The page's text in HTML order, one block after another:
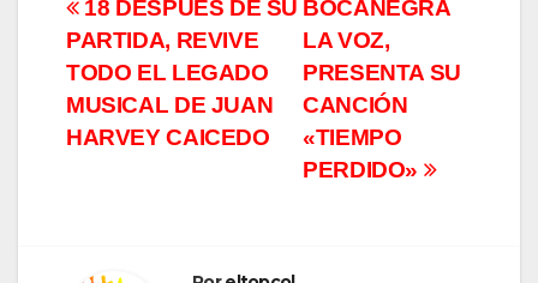
Navegación
de
entradas
BOCANEGRA
LA VOZ,
PRESENTA SU
CANCIÓN
«TIEMPO
PERDIDO»
18 DESPUÉS DE SU
PARTIDA, REVIVE
TODO EL LEGADO
MUSICAL DE JUAN
HARVEY CAICEDO